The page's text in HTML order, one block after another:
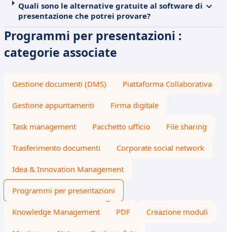
Quali sono le alternative gratuite al software di
presentazione che potrei provare?
Programmi per presentazioni :
categorie associate
Gestione documenti (DMS) Piattaforma Collaborativa
Gestione appuntamenti Firma digitale
Task management Pacchetto ufficio File sharing
Trasferimento documenti Corporate social network
Idea & Innovation Management
Programmi per presentazioni
Knowledge Management PDF Creazione moduli